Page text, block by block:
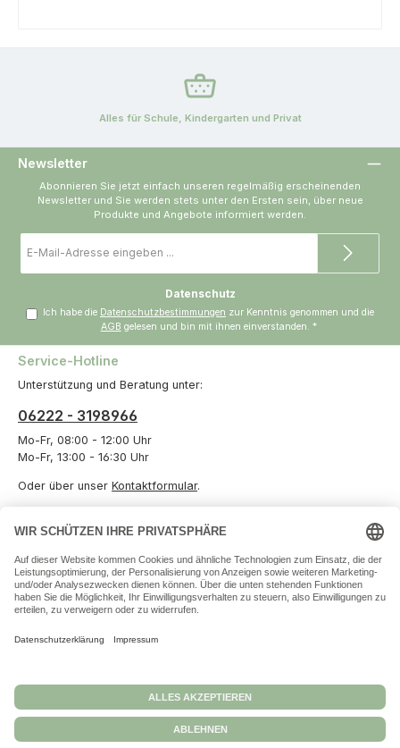
Alles für Schule, Kindergarten und Privat
Newsletter
Abonnieren Sie jetzt einfach unseren regelmäßig erscheinenden
Newsletter und Sie werden stets unter den Ersten sein, über neue
Produkte und Angebote informiert werden.
Mail-
Datenschutz
Ich habe die Datenschutzbestimmungen
zur Kenntnis genommen und die
AGB gelesen und bin mit ihnen einverstanden. *
Service-Hotline
Unterstützung und Beratung unter:
06222 - 3198966
Mo-Fr, 08:00 - 12:00 Uhr
Mo-Fr, 13:00 - 16:30 Uhr
Oder über unser Kontaktformular.
Vertrag widerrufen
Informationen
Unternehmen
Datenschutz
Versand und Zahlung
Allgemeine Geschäftsbedingungen
Widerrufsbelehrungen